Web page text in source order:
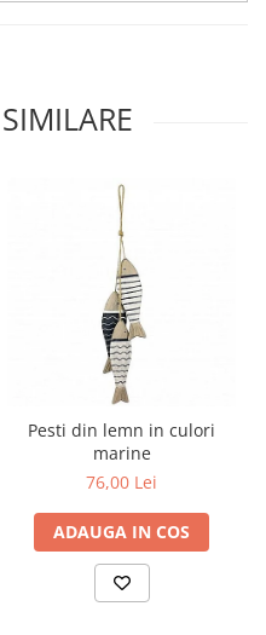
Pesti din lemn in culori
marine
76,00 Lei
ADAUGA IN COS